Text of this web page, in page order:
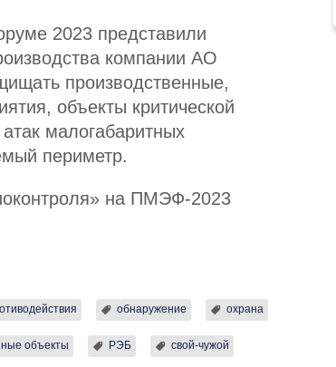
2023 представили
компании АО
производственные,
объекты критической
малогабаритных
периметр.
на ПМЭФ-2023
обнаружение охрана
объекты РЭБ свой-чужой